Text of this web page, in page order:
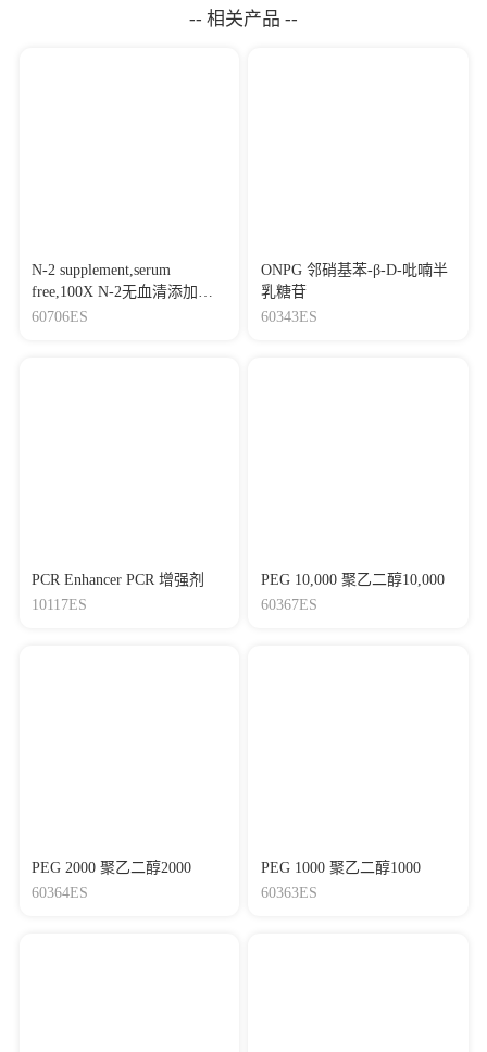
-- 相关产品 --
N-2 supplement,serum
free,100X N-2无血清添加
剂,100X
60706ES
ONPG 邻硝基苯-β-D-吡喃半
乳糖苷
60343ES
PCR Enhancer PCR 增强剂
10117ES
PEG 10,000 聚乙二醇10,000
60367ES
PEG 2000 聚乙二醇2000
60364ES
PEG 1000 聚乙二醇1000
60363ES